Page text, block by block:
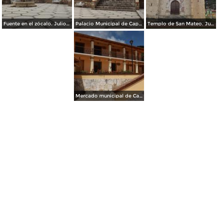
Fuente en el zócalo. Julio/2014 Palacio Municipal de Capulalpam de Méndez. Julio/2014 Templo de San Mateo. Julio/2014
Mercado municipal de Capulalpam de Méndez. Julio/2014